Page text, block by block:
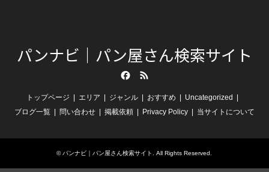
パンナビ｜パン屋さん検索サイト
トップページ エリア ジャンル おすすめ
Uncategorized
ブログ一覧
問い合わせ 掲載依頼 Privacy Policy 当サイトについて
©パンナビ｜パン屋さん検索サイト. All Rights Reserved.